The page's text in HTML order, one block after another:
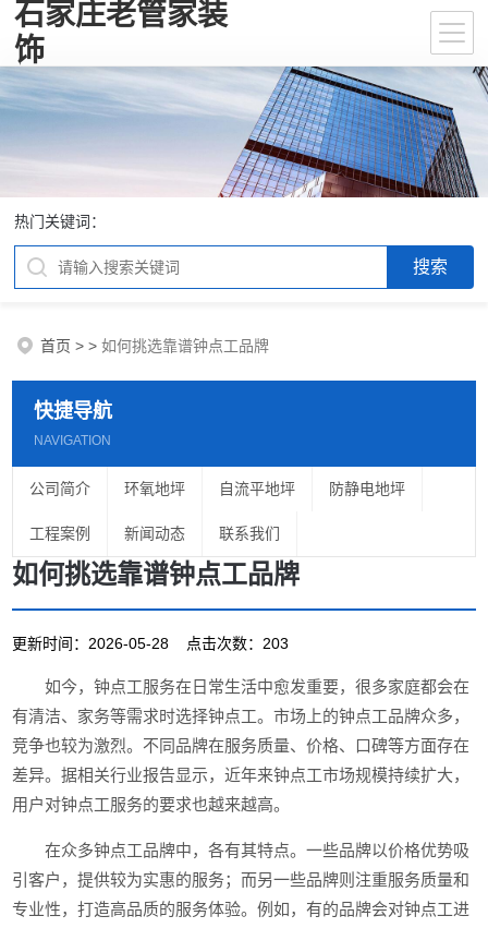
石家庄老管家装
饰
热门关键词：
首页 >>如何挑选靠谱钟点工品牌
快捷导航
NAVIGATION
公司简介 环氧地坪 自流平地坪 防静电地坪
工程案例 新闻动态 联系我们
如何挑选靠谱钟点工品牌
更新时间：2026-05-28 点击次数：203
如今，钟点工服务在日常生活中愈发重要，很多家庭都会在
有清洁、家务等需求时选择钟点工。市场上的钟点工品牌众多，
竞争也较为激烈。不同品牌在服务质量、价格、口碑等方面存在
差异。据相关行业报告显示，近年来钟点工市场规模持续扩大，
用户对钟点工服务的要求也越来越高。
在众多钟点工品牌中，各有其特点。一些品牌以价格优势吸
引客户，提供较为实惠的服务；而另一些品牌则注重服务质量和
专业性，打造高品质的服务体验。例如，有的品牌会对钟点工进